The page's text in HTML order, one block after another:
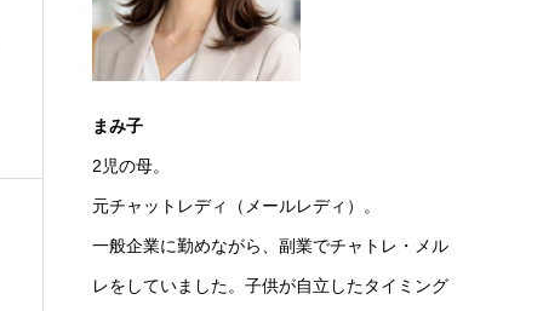
まみ子
2児の母。
元チャットレディ（メールレディ）。
一般企業に勤めながら、副業でチャトレ・メル
レをしていました。子供が自立したタイミング